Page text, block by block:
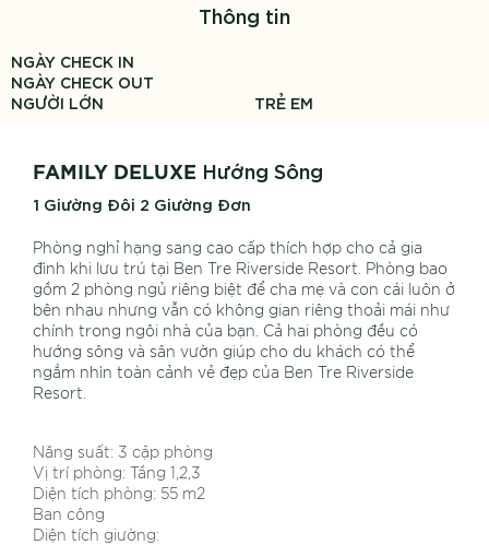
Thông tin
NGÀY CHECK IN
NGÀY CHECK OUT
NGƯỜI LỚN
TRẺ EM
FAMILY DELUXE Hướng Sông
1 Giường Đôi 2 Giường Đơn
Phòng nghỉ hạng sang cao cấp thích hợp cho cả gia
đình khi l ưu trú tại Ben Tre Riverside Resort. Phòng bao
gồm 2 phòng ngủ riêng biệt để cha mẹ và con cái luôn ở
bên nhau nhưng vẫn có không gian riêng thoải mái như
chính trong ngôi nhà của bạn. Cả hai phòng đều có
hướng sông và sân vườn giúp cho du khách có thể
ngắm nhìn toàn cảnh vẻ đẹp của Ben Tre Riverside
Resort.
Năng suất: 3 cặp phòng
Vị trí phòng: Tầng 1,2,3
Diện tích phòng: 55 m2
Ban công
Diện tích giường: